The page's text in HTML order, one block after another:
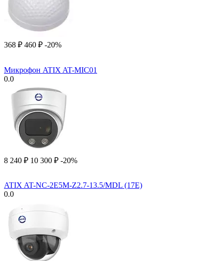
‍368‍ ₽ ‍460‍ ₽ -20%
Микрофон ATIX AT-MIC01
0.0
8 240 ₽ 10 300 ₽ -20%
ATIX AT-NC-2E5M-Z2.7-13.5/MDL (17E)
0.0